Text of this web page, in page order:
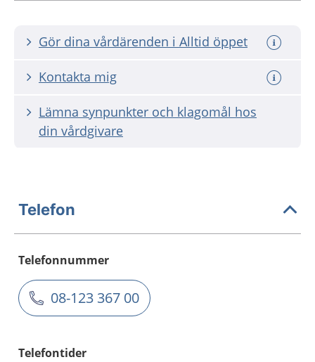
Gör dina vårdärenden i Alltid öppet
Kontakta mig
Lämna synpunkter och klagomål hos
din vårdgivare
Telefon
Telefonnummer
08-123 367 00
Telefontider